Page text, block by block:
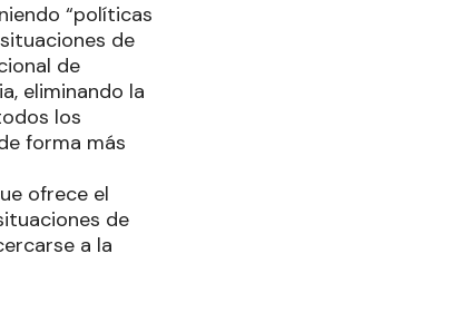
“políticas
de
de
eliminando la
los
forma más
ofrece el
de
a la